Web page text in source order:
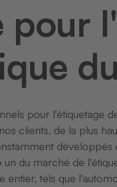
pour
pour l'étiquetage
clients, de la plus
développés
du marché de
tels que